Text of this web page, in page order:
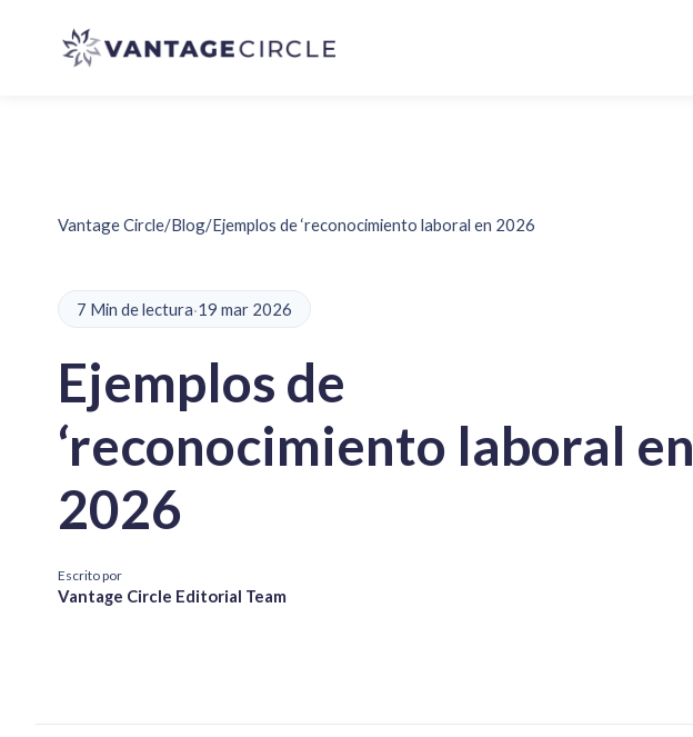
Vantage Circle/Blog/Ejemplos de ‘reconocimiento laboral en 2026
7 Min de lectura·19 mar 2026
Ejemplos de
‘reconocimiento laboral en
2026
Escrito por
Vantage Circle Editorial Team